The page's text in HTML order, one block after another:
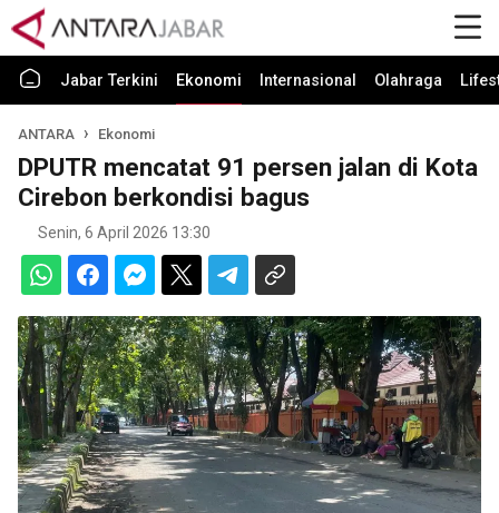
Jabar Terkini Ekonomi Internasional Olahraga
ANTARA Ekonomi
DPUTR mencatat 91 persen jalan di Kota
Cirebon berkondisi bagus
Senin, 6 April 2026 13:30